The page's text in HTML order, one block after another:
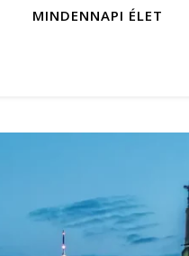
MINDENNAPI ÉLET